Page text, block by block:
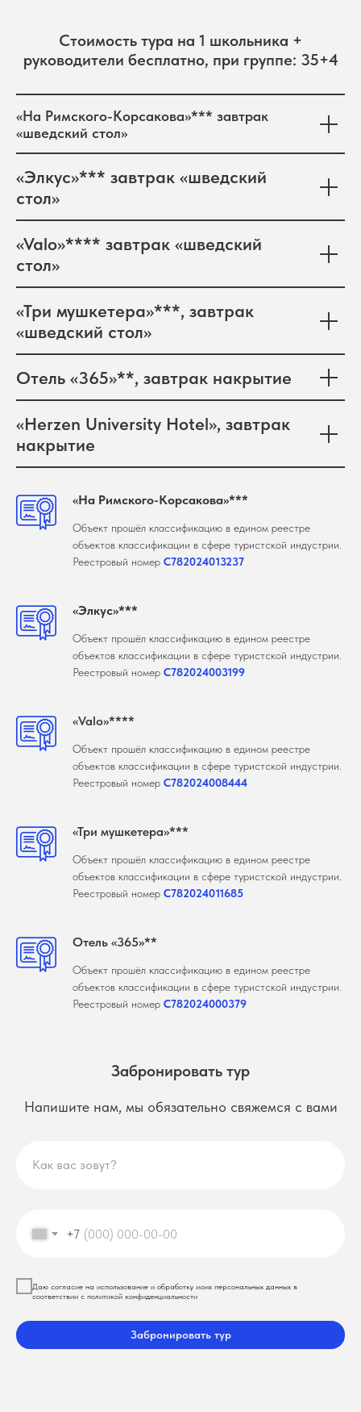
Стоимость тура на 1 школьника +
руководители бесплатно, при группе: 35+4
«На Римского-Корсакова»*** завтрак
«шведский стол»
«Элкус»*** завтрак «шведский
стол»
«Valo»**** завтрак «шведский
стол»
«Три мушкетера»***, завтрак
«шведский стол»
Отель «365»**, завтрак накрытие
«Herzen University Hotel», завтрак
накрытие
«На Римского-Корсакова»***
Объект прошёл классификацию в едином реестре
объектов классификации в сфере туристской индустрии.
Реестровый номер С782024013237
«Элкус»***
Объект прошёл классификацию в едином реестре
объектов классификации в сфере туристской индустрии.
Реестровый номер С782024003199
«Valo»****
Объект прошёл классификацию в едином реестре
объектов классификации в сфере туристской индустрии.
Реестровый номер С782024008444
«Три мушкетера»***
Объект прошёл классификацию в едином реестре
объектов классификации в сфере туристской индустрии.
Реестровый номер С782024011685
Отель «365»**
Объект прошёл классификацию в едином реестре
объектов классификации в сфере туристской индустрии.
Реестровый номер С782024000379
Забронировать тур
Напишите нам, мы обязательно свяжемся с вами
Как вас зовут?
+7
Даю согласие на использование и обработку моих персональных данных в
соответствии с политикой конфиденциальности
Забронировать тур